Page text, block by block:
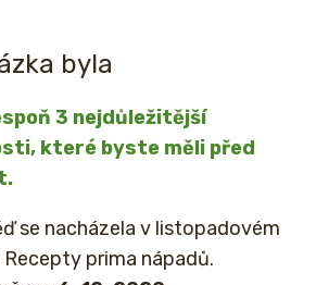
byla
3 nejdůležitější
které byste měli před
se nacházela v listopadovém
prima nápadů.